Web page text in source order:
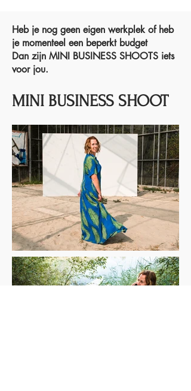
Heb je nog geen eigen werkplek of heb
je momenteel een beperkt budget
Dan zijn MINI BUSINESS SHOOTS iets
voor jou.
MINI BUSINESS SHOOT